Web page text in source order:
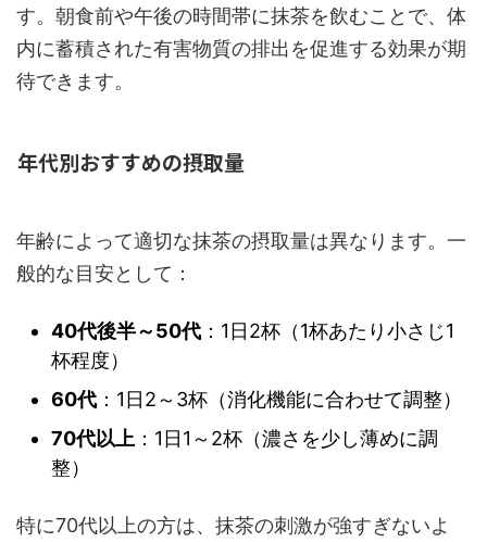
す。朝食前や午後の時間帯に抹茶を飲むことで、体
内に蓄積された有害物質の排出を促進する効果が期
待できます。
年代別おすすめの摂取量
年齢によって適切な抹茶の摂取量は異なります。一
般的な目安として：
40代後半～50代 ：1日2杯（1杯あたり小さじ1
杯程度）
60代 ：1日2～3杯（消化機能に合わせて調整）
70代以上 ：1日1～2杯（濃さを少し薄めに調
整）
特に70代以上の方は、抹茶の刺激が強すぎないよ